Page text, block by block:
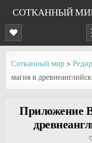
content
СОТКАННЫЙ
Сотканный мир >
магия в
Приложение